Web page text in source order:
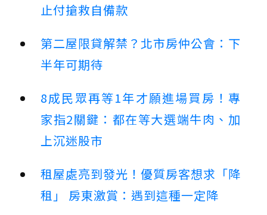
止付搶救自備款
第二屋限貸解禁？北市房仲公會：下
半年可期待
8成民眾再等1年才願進場買房！專
家指2關鍵：都在等大選端牛肉、加
上沉迷股市
租屋處亮到發光！優質房客想求「降
租」 房東激賞：遇到這種一定降